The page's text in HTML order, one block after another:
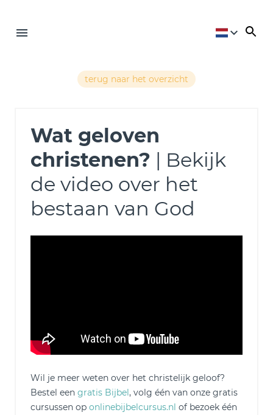
terug naar het overzicht
Wat geloven
christenen? | Bekijk
de video over het
bestaan van God
Wil je meer weten over het christelijk geloof?
Bestel een gratis Bijbel, volg één van onze gratis
cursussen op onlinebijbelcursus.nl of bezoek één